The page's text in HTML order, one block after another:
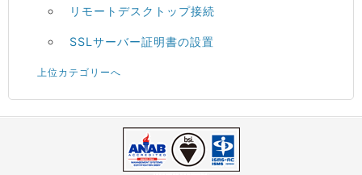
リモートデスクトップ接続
SSLサーバー証明書の設置
上位カテゴリーへ